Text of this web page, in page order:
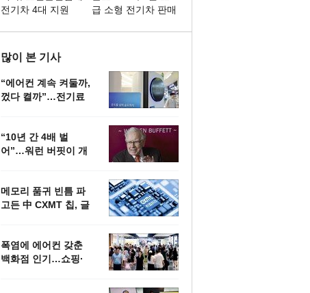
전기차 4대 지원
급 소형 전기차 판매
많이 본 기사
“에어컨 계속 켜둘까,
껐다 켤까”…전기료
“10년 간 4배 벌
어”…워런 버핏이 개
메모리 품귀 빈틈 파
고든 中 CXMT 칩, 글
폭염에 에어컨 갖춘
백화점 인기…쇼핑·